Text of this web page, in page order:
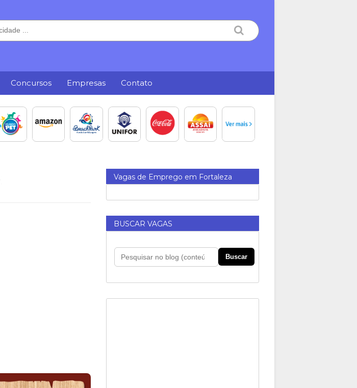
Concursos Empresas Contato
Vagas de Emprego em Fortaleza
BUSCAR VAGAS
Buscar